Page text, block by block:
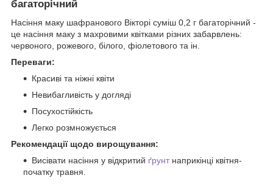
багаторічний
Насіння маку шафранового Вікторі суміш 0,2 г багаторічний -
це насіння маку з махровими квітками різних забарвлень:
червоного, рожевого, білого, фіолетового та ін.
Переваги:
Красиві та ніжні квіти
Невибагливість у догляді
Посухостійкість
Легко розмножується
Рекомендації щодо вирощування:
Висівати насіння у відкритий ґрунтнаприкінці квітня-
початку травня.